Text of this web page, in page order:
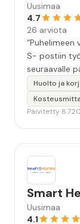
Uusimaa
4.7
26 arviota
S- postiin
seuraavalle
selvitys.
Huolto ja
Päivitetty
Smart
Uusimaa
4.1